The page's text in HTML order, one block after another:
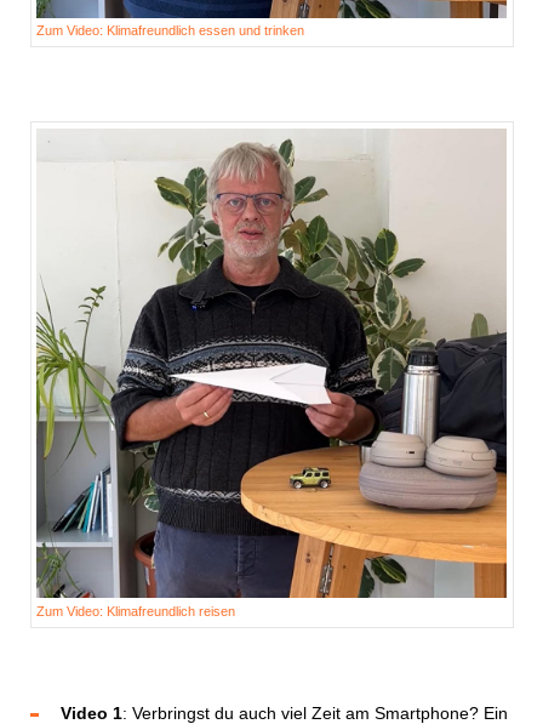
Zum Video: Klimafreundlich essen und trinken
Zum Video: Klimafreundlich reisen
Video 1: Verbringst du auch viel Zeit am Smartphone? Ein